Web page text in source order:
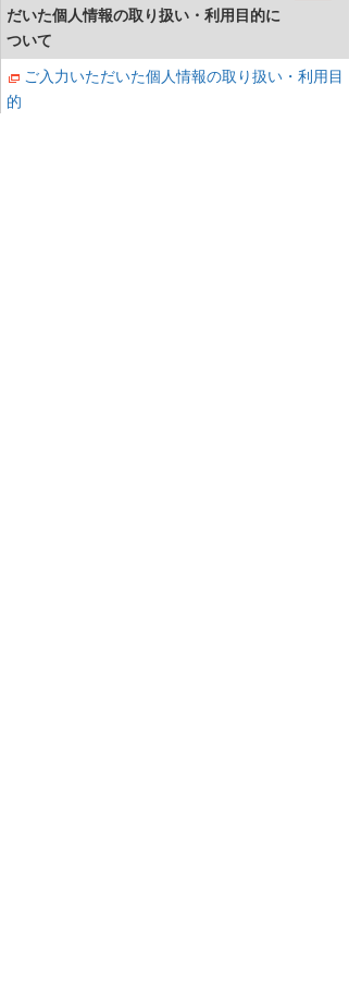
だいた個人情報の取り扱い・利用目的に
ついて
ご入力いただいた個人情報の取り扱い・利用目
的